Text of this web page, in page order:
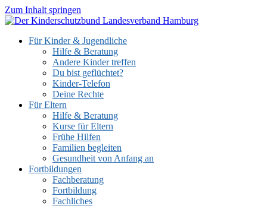
Zum Inhalt springen
Für Kinder & Jugendliche
Hilfe & Beratung
Andere Kinder treffen
Du bist geflüchtet?
Kinder-Telefon
Deine Rechte
Für Eltern
Hilfe & Beratung
Kurse für Eltern
Frühe Hilfen
Familien begleiten
Gesundheit von Anfang an
Fortbildungen
Fachberatung
Fortbildung
Fachliches